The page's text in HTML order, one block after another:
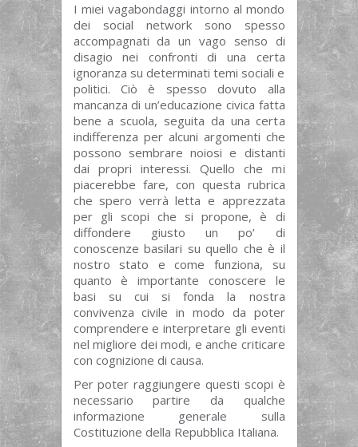
I miei vagabondaggi intorno al mondo
dei social network sono spesso
accompagnati da un vago senso di
disagio nei confronti di una certa
ignoranza su determinati temi sociali e
politici. Ciò è spesso dovuto alla
mancanza di un’educazione civica fatta
bene a scuola, seguita da una certa
indifferenza per alcuni argomenti che
possono sembrare noiosi e distanti
dai propri interessi. Quello che mi
piacerebbe fare, con questa rubrica
che spero verrà letta e apprezzata
per gli scopi che si propone, è di
diffondere giusto un po’ di
conoscenze basilari su quello che è il
nostro stato e come funziona, su
quanto è importante conoscere le
basi su cui si fonda la nostra
convivenza civile in modo da poter
comprendere e interpretare gli eventi
nel migliore dei modi, e anche criticare
con cognizione di causa.
Per poter raggiungere questi scopi è
necessario partire da qualche
informazione generale sulla
Costituzione della Repubblica Italiana.